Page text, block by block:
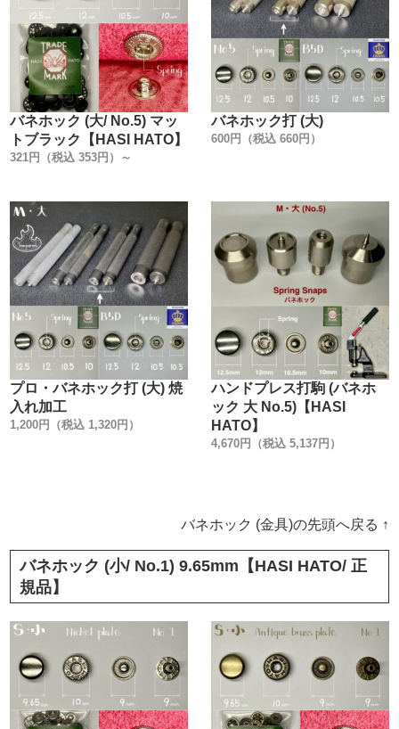
バネホック (大/ No.5) マッ
トブラック【HASI HATO】
321円（税込 353円）～
バネホック打 (大)
600円（税込 660円）
プロ・バネホック打 (大) 焼
入れ加工
1,200円（税込 1,320円）
ハンドプレス打駒 (バネホ
ック 大 No.5)【HASI
HATO】
4,670円（税込 5,137円）
バネホック (金具)の先頭へ戻る ↑
バネホック (小/ No.1) 9.65mm【HASI HATO/ 正
規品】